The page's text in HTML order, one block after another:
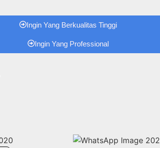
Ingin Yang Berkualitas Tinggi
Ingin Yang Professional